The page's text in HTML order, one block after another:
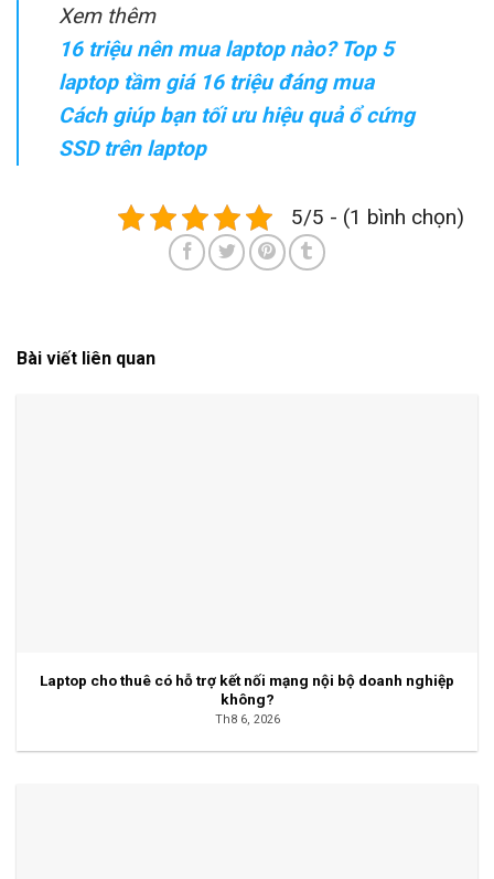
Xem thêm
16 triệu nên mua laptop nào? Top 5
laptop tầm giá 16 triệu đáng mua
Cách giúp bạn tối ưu hiệu quả ổ cứng
SSD trên laptop
5/5 - (1 bình chọn)
Bài viết liên quan
Laptop cho thuê có hỗ trợ kết nối mạng nội bộ doanh nghiệp
không?
Th8 6, 2026